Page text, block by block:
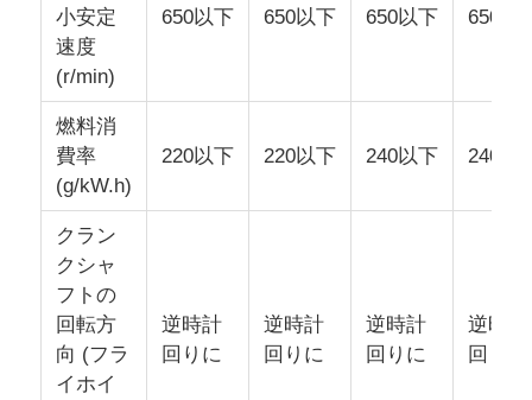
小安定
速度
(r/min)
650以下 650以下 650以下 650以
燃料消
費率
(g/kW.h)
220以下 220以下 240以下 240以
クラン
クシャ
フトの
回転方
向 (フラ
イホイ
逆時計
回りに
逆時計
回りに
逆時計
回りに
逆時計
回りに